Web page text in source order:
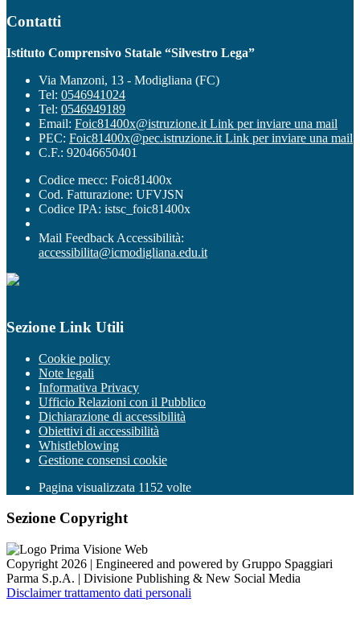
Contatti
Istituto Comprensivo Statale “Silvestro Lega”
Via Manzoni, 13 - Modigliana (FC)
Tel: 0546941024
Tel: 0546949189
Email: Foic81400x@istruzione.it Link per inviare una mail
PEC: Foic81400x@pec.istruzione.it Link per inviare una mail
C.F.: 92046650401
Codice mecc: Foic81400x
Cod. Fatturazione: UFVJSN
Codice IPA: istsc_foic81400x
Mail Feedback Accessibilità:
accessibilita@icmodigliana.edu.it
Sezione Link Utili
Cookie policy
Note legali
Informativa Privacy
Ufficio Relazioni con il Pubblico
Dichiarazione di accessibilità
Obiettivi di accessibilità
Whistleblowing
Gestione consensi cookie
Pagina visualizzata 1152 volte
Sezione Copyright
Copyright 2026 | Engineered and powered by Gruppo Spaggiari
Parma S.p.A. | Divisione Publishing & New Social Media
Disclaimer trattamento dati personali